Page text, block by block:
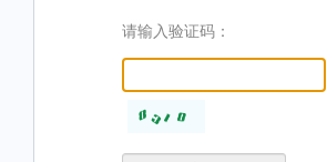
请输入验证码：